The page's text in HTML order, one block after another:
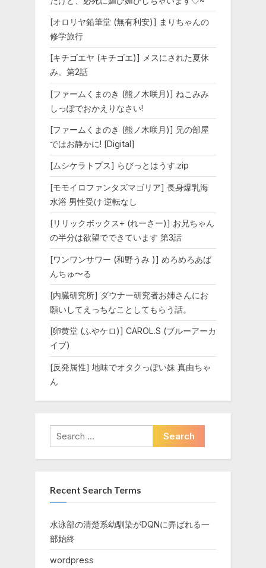
[オロリヤ鉛筆堂 (無有利安)] まりちゃんの
修学旅行
[キチゴエヤ (キチゴエ)] メスにされた夏休
み。第2話
[ファームくまのき (熊ノ木咲月)] ねこみみ
しっぽでおかえりなさい!
[ファームくまのき (熊ノ木咲月)] 兄の部屋
ではお静かに! [Digital]
[ムシケラトプス] らびっとはうす.zip
[モモイロファンタズマゴリア] 長身爆乳海
水浴 男性受け·逆転なし
[リリックボックス+ (れーさー)] お兄ちゃん
の半分は欲望でできています 第3話
[ワンワンサワー (和野うみ )] めろめろあば
んちゅ〜る
[内臓研究所] ダウナー研究者お姉さんにお
願いしてえっちなことしてもらう話。
[卵黄堂 (ふやケロ)] CAROL.S (ブルーアーカ
イブ)
[反発属性] 地味でオタクっぽい妹 真由ちゃ
ん
Search
for:
Recent Search Terms
水泳部の清楚系幼馴染がDQNに弄ばれる一
部始終
wordpress